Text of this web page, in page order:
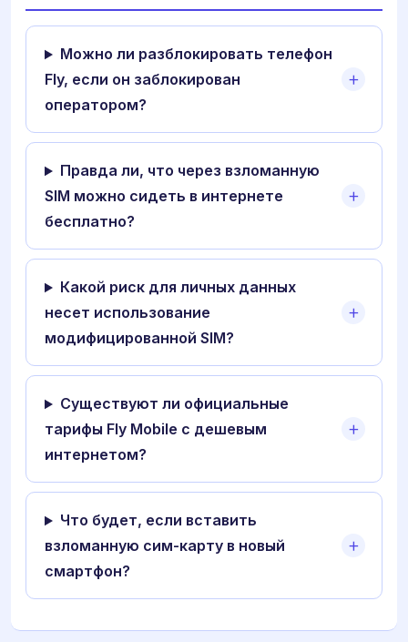
Можно ли разблокировать телефон
Fly, если он заблокирован
оператором?
Правда ли, что через взломанную
SIM можно сидеть в интернете
бесплатно?
Какой риск для личных данных
несет использование
модифицированной SIM?
Существуют ли официальные
тарифы Fly Mobile с дешевым
интернетом?
Что будет, если вставить
взломанную сим-карту в новый
смартфон?